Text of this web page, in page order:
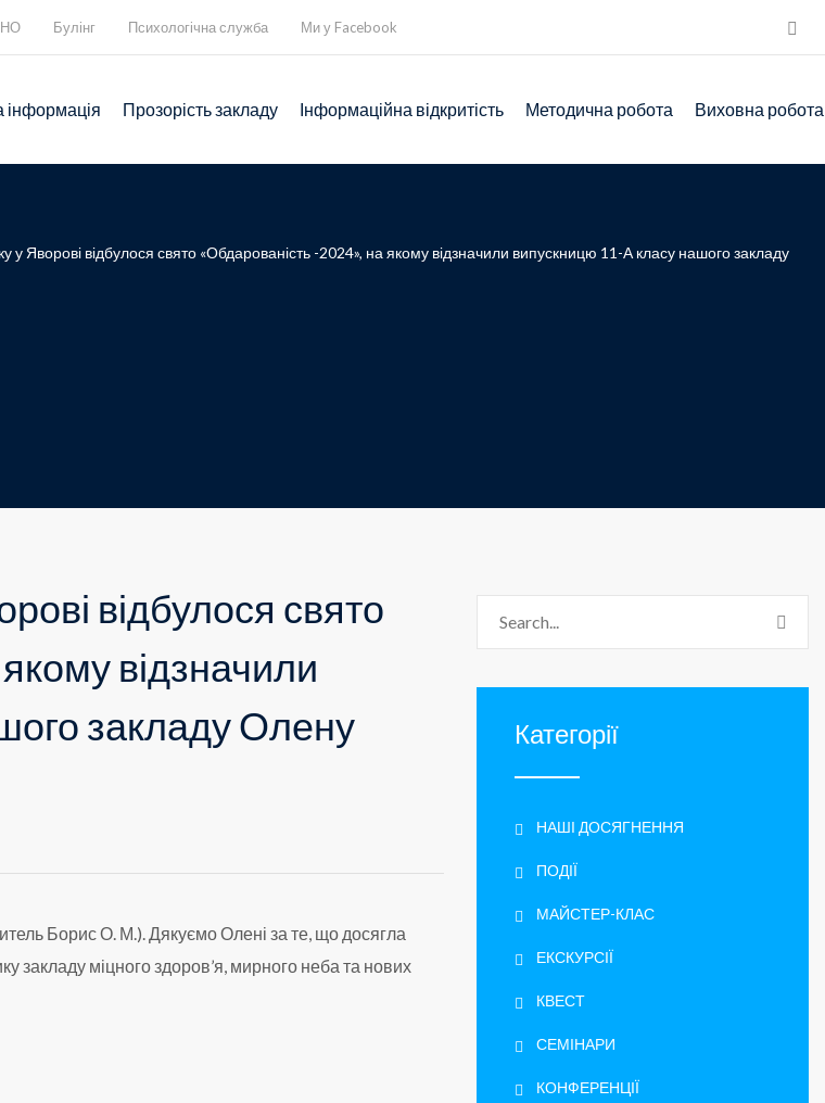
Булінг Психологічна служба Ми у Facebook
інформація Прозорість закладу Інформаційна відкритість Методична робота Виховна робота
у Яворові відбулося свято «Обдарованість -2024», на якому відзначили випускницю 11-А класу нашого закладу
відбулося свято
відзначили
закладу Олену
Борис О. М.). Дякуємо Олені за те, що досягла
закладу міцного здоров’я, мирного неба та нових
Категорії
НАШІ ДОСЯГНЕННЯ
ПОДІЇ
МАЙСТЕР-КЛАС
ЕКСКУРСІЇ
КВЕСТ
СЕМІНАРИ
КОНФЕРЕНЦІЇ